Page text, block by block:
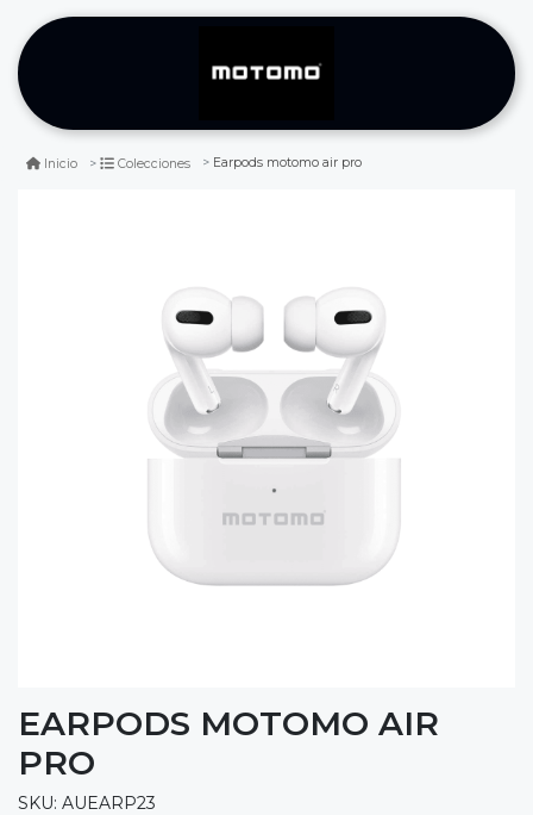
Inicio Colecciones Earpods motomo air pro
EARPODS MOTOMO AIR
PRO
SKU: AUEARP23